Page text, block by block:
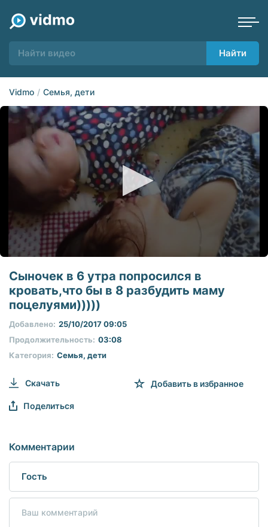
Найти
Vidmo Семья, дети
seconds
seconds
Сыночек в 6 утра попросился в
кровать,что бы в 8 разбудить маму
поцелуями)))))
Категория: Семья, дети
Продолжительность: 03:08
Добавлено: 25/10/2017 09:05
Скачать Добавить в избранное
Поделиться
Комментарии